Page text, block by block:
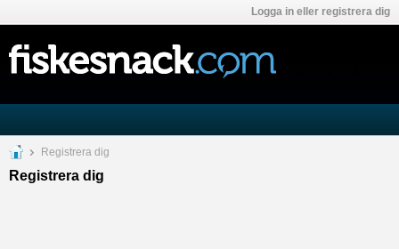
Logga in eller registrera dig
Registrera dig
Registrera dig